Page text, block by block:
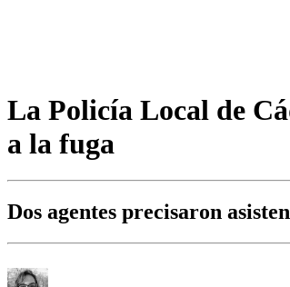
La Policía Local de
a la fuga
Dos agentes precisaron